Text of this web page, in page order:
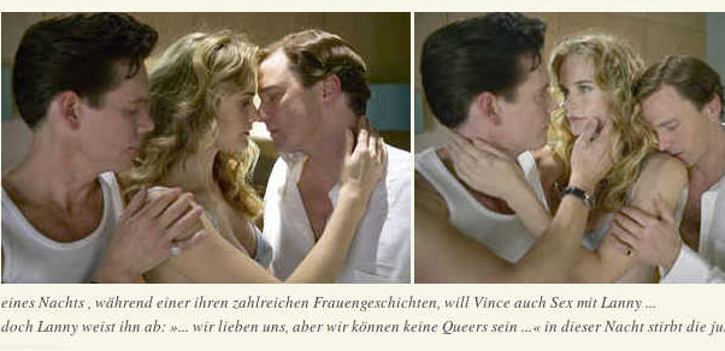
eines Nachts , während einer ihren zahlreichen Frauengeschichten, will Vince auch Sex mit Lanny ...
doch Lanny weist ihn ab: »... wir lieben uns, aber wir können keine Queers sein ...« in dieser Nacht stirbt die